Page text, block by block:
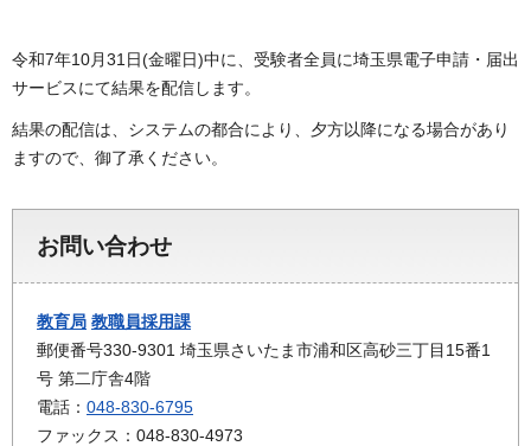
令和7年10月31日(金曜日)中に、受験者全員に埼玉県電子申請・届出
サービスにて結果を配信します。
結果の配信は、システムの都合により、夕方以降になる場合があり
ますので、御了承ください。
お問い合わせ
教育局 教職員採用課
郵便番号330-9301 埼玉県さいたま市浦和区高砂三丁目15番1
号 第二庁舎4階
電話： 048-830-6795
ファックス：048-830-4973